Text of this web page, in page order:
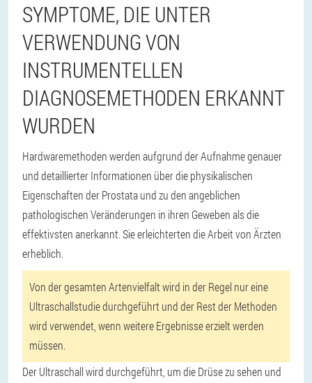
SYMPTOME, DIE UNTER
VERWENDUNG VON
INSTRUMENTELLEN
DIAGNOSEMETHODEN ERKANNT
WURDEN
Hardwaremethoden werden aufgrund der Aufnahme genauer
und detaillierter Informationen über die physikalischen
Eigenschaften der Prostata und zu den angeblichen
pathologischen Veränderungen in ihren Geweben als die
effektivsten anerkannt. Sie erleichterten die Arbeit von Ärzten
erheblich.
Von der gesamten Artenvielfalt wird in der Regel nur eine
Ultraschallstudie durchgeführt und der Rest der Methoden
wird verwendet, wenn weitere Ergebnisse erzielt werden
müssen.
Der Ultraschall wird durchgeführt, um die Drüse zu sehen und